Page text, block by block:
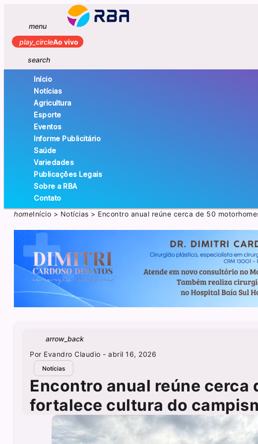
menu
play_circleAo vivo
search
Início
Notícias
Agricultura
Esporte
Eventos
Informe Publicitário
Saúde
Variedades
Publicações Legais
Sobre a RBA
Contato
homeInício > Notícias > Encontro anual reúne cerca de 50
arrow_back
Por Evandro Claudio - abril 16, 2026
Notícias
Encontro anual reúne cerca
fortalece cultura do